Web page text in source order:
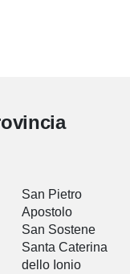
San Pietro
Apostolo
San Sostene
Santa Caterina
dello Ionio